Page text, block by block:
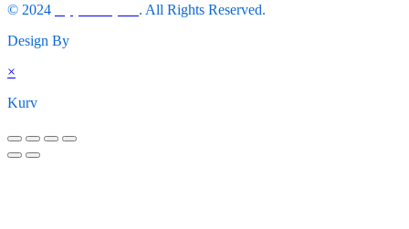
© 2024
. All Rights Reserved.
Design By
×
Kurv